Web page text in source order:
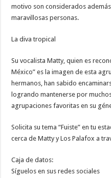
motivo son considerados
maravillosas personas.
La diva tropical
Su vocalista Matty, quien es
México” es la imagen de esta
hermanos, han sabido
logrando mantenerse por
agrupaciones favoritas en su
Solicita su tema “Fuiste” en tu
cerca de Matty y Los Palafox a
Caja de datos:
Síguelos en sus redes sociales